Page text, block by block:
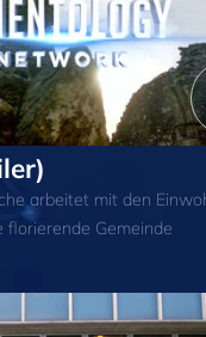
arbeitet mit den
florierende Gemeinde